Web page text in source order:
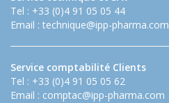
Tel : +33 (0)4 91 05 05 44
Email : technique@ipp-pharma.com
Service comptabilité Clients
Tel : +33 (0)4 91 05 05 62
Email : comptac@ipp-pharma.com